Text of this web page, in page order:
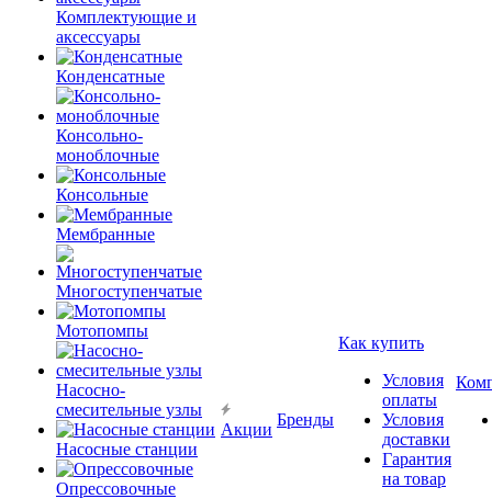
Комплектующие и
аксессуары
Конденсатные
Консольно-
моноблочные
Консольные
Мембранные
Многоступенчатые
Мотопомпы
Насосно-
смесительные узлы
Насосные станции
Опрессовочные
Акции
Бренды
Как купить
Условия
оплаты
Условия
доставки
Гарантия
на товар